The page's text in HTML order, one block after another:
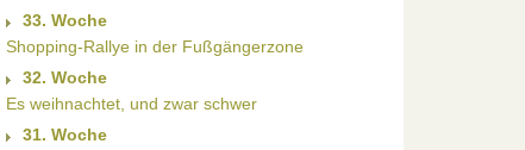
33. Woche
Shopping-Rallye in der Fußgängerzone
32. Woche
Es weihnachtet, und zwar schwer
31. Woche